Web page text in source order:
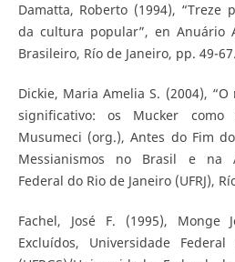
Damatta, Roberto (1994), “Treze
da cultura popular”, en Anuário
Brasileiro, Río de Janeiro, pp. 49-67.
Dickie, Maria Amelia S. (2004),
significativo: os Mucker como
Musumeci (org.), Antes do Fim
Messianismos no Brasil e na
Federal do Rio de Janeiro (UFRJ),
Fachel, José F. (1995), Monge
Excluídos, Universidade